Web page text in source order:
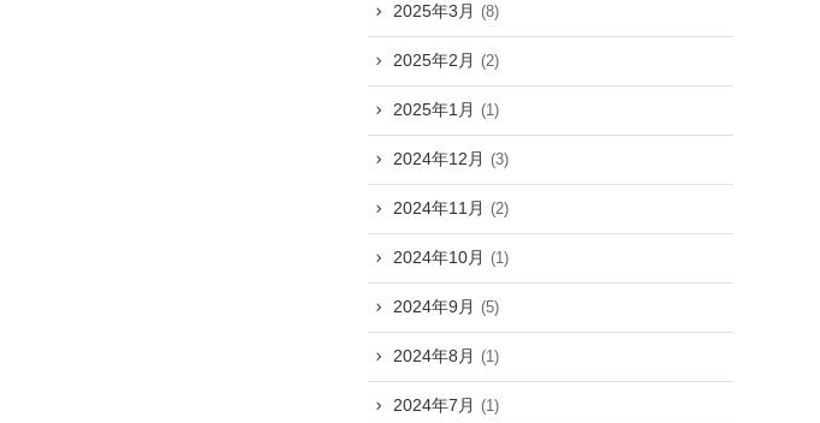
2025年3月 (8)
2025年2月 (2)
2025年1月 (1)
2024年12月 (3)
2024年11月 (2)
2024年10月 (1)
2024年9月 (5)
2024年8月 (1)
2024年7月 (1)